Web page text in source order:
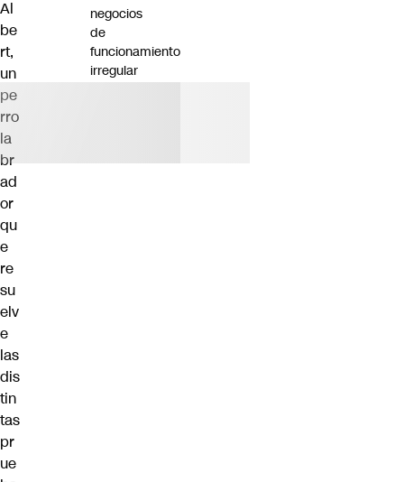
Al
be
rt,
un
pe
rro
la
br
ad
or
qu
e
re
su
elv
e
las
dis
tin
tas
pr
ue
negocios
de
funcionamiento
irregular